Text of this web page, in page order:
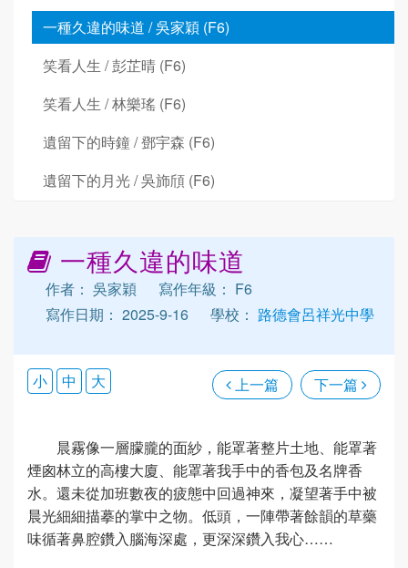
一種久違的味道 / 吳家穎 (F6)
笑看人生 / 彭芷晴 (F6)
笑看人生 / 林樂瑤 (F6)
遺留下的時鐘 / 鄧宇森 (F6)
遺留下的月光 / 吳斾頎 (F6)
一種久違的味道
作者： 吳家穎
寫作年級： F6
寫作日期： 2025-9-16
學校： 路德會呂祥光中學
上一篇 下一篇
小 中 大
晨霧像一層朦朧的面紗，能罩著整片土地、能罩著
煙囪林立的高樓大廈、能罩著我手中的香包及名牌香
水。還未從加班數夜的疲態中回過神來，凝望著手中被
晨光細細描摹的掌中之物。低頭，一陣帶著餘韻的草藥
味循著鼻腔鑽入腦海深處，更深深鑽入我心……